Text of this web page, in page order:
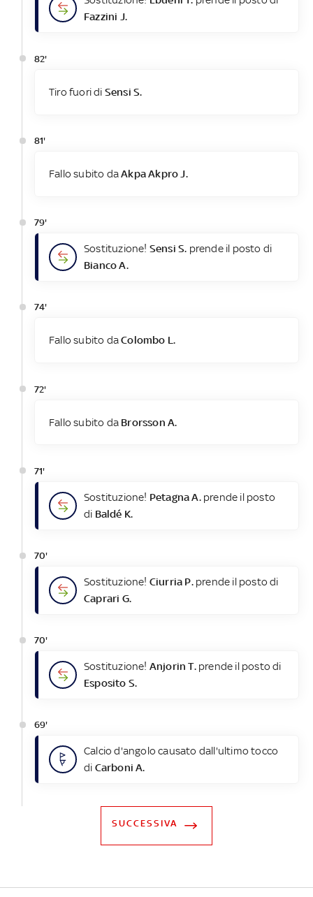
Fazzini J.
82'
Tiro fuori di Sensi S.
81'
Fallo subito daAkpa Akpro J.
79'
Sostituzione! Sensi S. prende il posto di
Bianco A.
74'
Fallo subito daColombo L.
72'
Fallo subito da Brorsson A.
71'
Sostituzione! Petagna A.prende il posto
di Baldé K.
70'
Sostituzione! Ciurria P.prende il posto di
Caprari G.
70'
Sostituzione! Anjorin T.prende il posto di
Esposito S.
69'
Calcio d'angolo causato dall'ultimo tocco
di Carboni A.
SUCCESSIVA